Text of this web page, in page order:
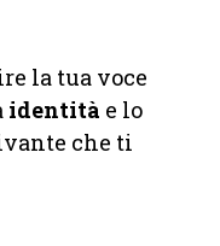
la tua voce
identità e lo
che ti